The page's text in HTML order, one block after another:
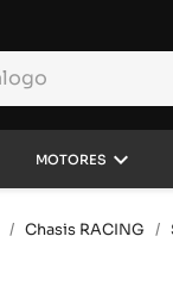
MOTORES keyboard_arrow_down
Chasis RACING